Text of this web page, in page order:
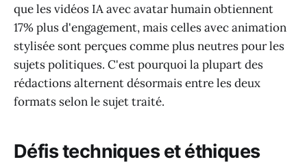
que les vidéos IA avec avatar humain obtiennent
17% plus d'engagement, mais celles avec animation
stylisée sont perçues comme plus neutres pour les
sujets politiques. C'est pourquoi la plupart des
rédactions alternent désormais entre les deux
formats selon le sujet traité.
Défis techniques et éthiques